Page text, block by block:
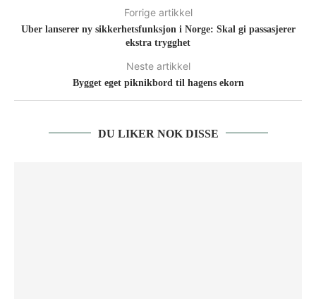
Forrige artikkel
Uber lanserer ny sikkerhetsfunksjon i Norge: Skal gi passasjerer
ekstra trygghet
Neste artikkel
Bygget eget piknikbord til hagens ekorn
DU LIKER NOK DISSE